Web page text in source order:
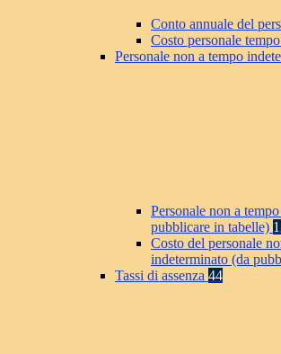
Conto annuale del
Costo personale
Personale non a tempo
Personale non a
pubblicare in tabelle)
Costo del personale
indeterminato (da
Tassi di assenza 44